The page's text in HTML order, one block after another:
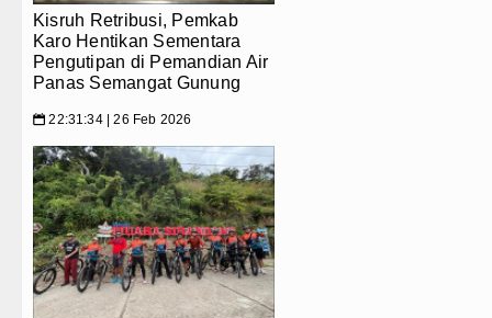
Kisruh Retribusi, Pemkab
Karo Hentikan Sementara
Pengutipan di Pemandian Air
Panas Semangat Gunung
📅 22:31:34 | 26 Feb 2026